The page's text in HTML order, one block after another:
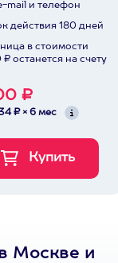
mail и телефон
действия 180 дней
в стоимости
₽ останется на счету
₽
₽ × 6 мес
Москве и